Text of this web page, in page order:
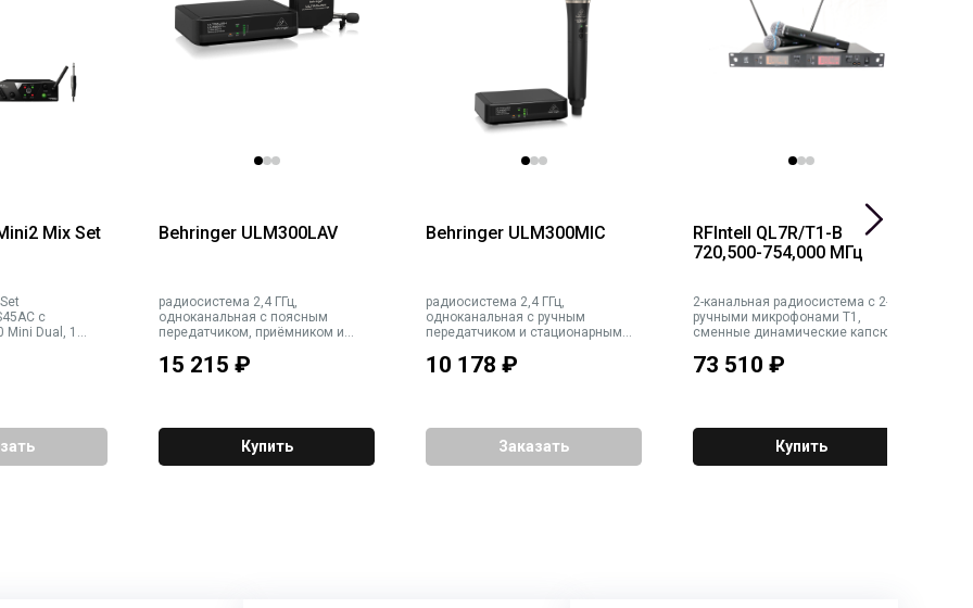
Mix Set
с
Mini Dual, 1
2
L
Behringer ULM300LAV
радиосистема 2,4 ГГц,
одноканальная с поясным
передатчиком, приёмником и
микрофоном (разъем 6,3мм Jack)
15 215 ₽
Купить
Behringer ULM300MIC
радиосистема 2,4 ГГц,
одноканальная с ручным
передатчиком и стационарным
10 178 ₽
Заказать
RFIntell QL7R/T1-B
720,500-754,000 МГц
2-канальная радиосистема с 2-мя
ручными микрофонами T1,
сменные динамические капсюли,
сигнал. 1U
73 510 ₽
Купить